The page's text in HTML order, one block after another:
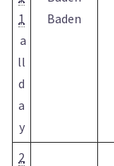
1
a
ll
d
a
y
Baden
2